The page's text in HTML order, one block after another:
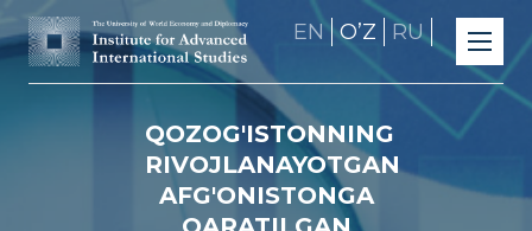
EN OʼZ RU
QOZOG'ISTONNING
RIVOJLANAYOTGAN
AFG'ONISTONGA